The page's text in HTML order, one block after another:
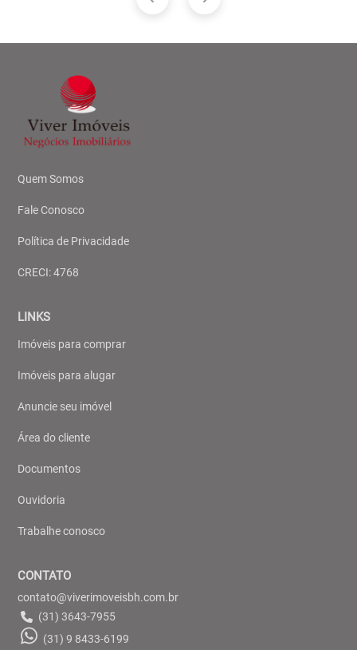
Quem Somos
Fale Conosco
Política de Privacidade
CRECI: 4768
LINKS
Imóveis para comprar
Imóveis para alugar
Anuncie seu imóvel
Área do cliente
Documentos
Ouvidoria
Trabalhe conosco
CONTATO
contato@viverimoveisbh.com.br
(31) 3643-7955
(31) 9 8433-6199